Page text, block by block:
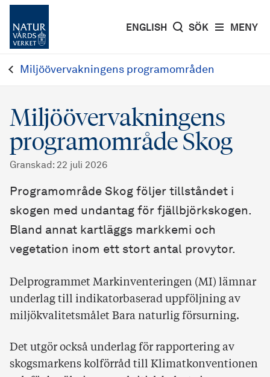
MENY
ENGLISH SÖK
Miljöövervakningens programområden
Miljöövervakningens
programområde Skog
Granskad : 22 juli 2026
Programområde Skog följer tillståndet i
skogen med undantag för fjällbjörkskogen.
Bland annat kartläggs markkemi och
vegetation inom ett stort antal provytor.
Delprogrammet Markinventeringen (MI) lämnar
underlag till indikatorbaserad uppföljning av
miljökvalitetsmålet Bara naturlig försurning.
Det utgör också underlag för rapportering av
skogsmarkens kolförråd till Klimatkonventionen